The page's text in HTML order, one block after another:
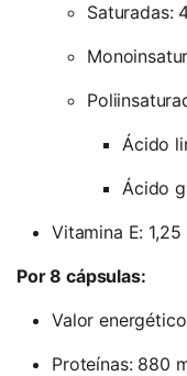
Saturadas:
Ácido
Ácido
Vitamina E: 1,25
Por 8 cápsulas:
Valor
Proteínas: 880